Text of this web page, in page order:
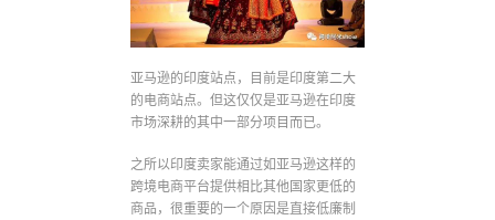
亚马逊的印度站点，目前是印度第二大
的电商站点。但这仅仅是亚马逊在印度
市场深耕的其中一部分项目而已。
之所以印度卖家能通过如亚马逊这样的
跨境电商平台提供相比其他国家更低的
商品，很重要的一个原因是直接低廉制